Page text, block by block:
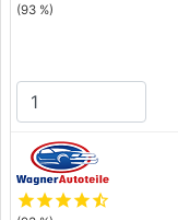
(93 %)
starstarstarstarstar_half